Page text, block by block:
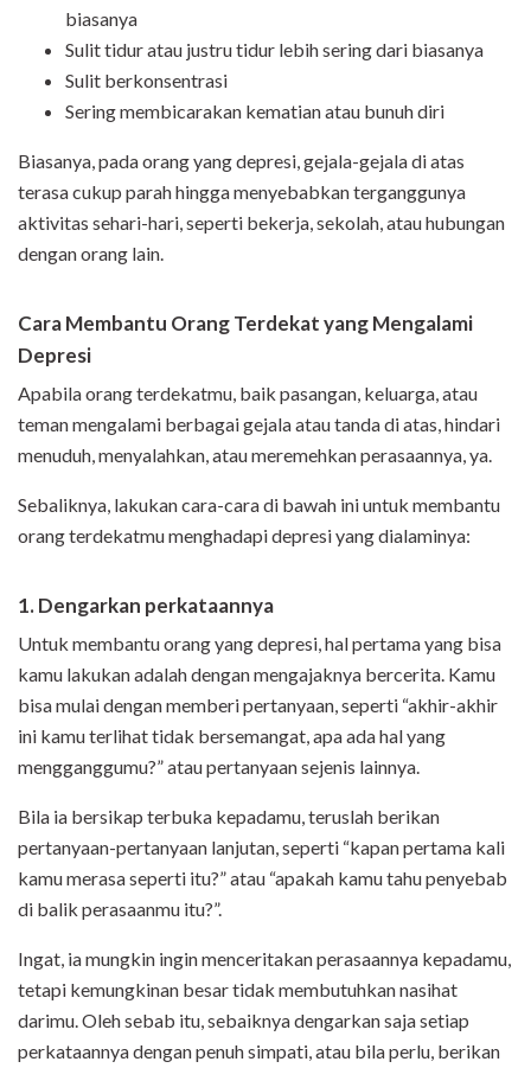
biasanya
Sulit tidur atau justru tidur lebih sering dari biasanya
Sulit berkonsentrasi
Sering membicarakan kematian atau bunuh diri
Biasanya, pada orang yang depresi, gejala-gejala di atas
terasa cukup parah hingga menyebabkan terganggunya
aktivitas sehari-hari, seperti bekerja, sekolah, atau hubungan
dengan orang lain.
Cara Membantu Orang Terdekat yang Mengalami
Depresi
Apabila orang terdekatmu, baik pasangan, keluarga, atau
teman mengalami berbagai gejala atau tanda di atas, hindari
menuduh, menyalahkan, atau meremehkan perasaannya, ya.
Sebaliknya, lakukan cara-cara di bawah ini untuk membantu
orang terdekatmu menghadapi depresi yang dialaminya:
1. Dengarkan perkataannya
Untuk membantu orang yang depresi, hal pertama yang bisa
kamu lakukan adalah dengan mengajaknya bercerita. Kamu
bisa mulai dengan memberi pertanyaan, seperti “akhir-akhir
ini kamu terlihat tidak bersemangat, apa ada hal yang
mengganggumu?” atau pertanyaan sejenis lainnya.
Bila ia bersikap terbuka kepadamu, teruslah berikan
pertanyaan-pertanyaan lanjutan, seperti “kapan pertama kali
kamu merasa seperti itu?” atau “apakah kamu tahu penyebab
di balik perasaanmu itu?”.
Ingat, ia mungkin ingin menceritakan perasaannya kepadamu,
tetapi kemungkinan besar tidak membutuhkan nasihat
darimu. Oleh sebab itu, sebaiknya dengarkan saja setiap
perkataannya dengan penuh simpati, atau bila perlu, berikan